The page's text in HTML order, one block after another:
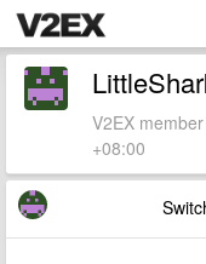
V2EX
+08:00